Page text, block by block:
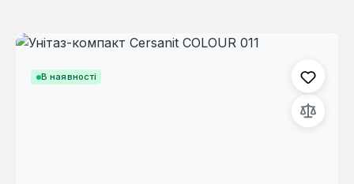
В наявності
Пропустити галерею зображень